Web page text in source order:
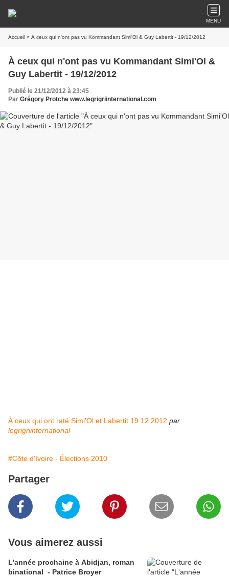
MENU
Accueil » À ceux qui n'ont pas vu Kommandant Simi'Ol & Guy Labertit - 19/12/2012
À ceux qui n'ont pas vu Kommandant Simi'Ol &
Guy Labertit - 19/12/2012
Publié le 21/12/2012 à 23:45
Par Grégory Protche www.legrigriinternational.com
À ceux qui ont raté Simi'Ol et Labertit 19 12 2012 par
legrigriinternational
#Côte d'Ivoire - Élections 2010
Partager
Vous aimerez aussi
L'année prochaine à Abidjan, roman
binational - Patrice Broyer